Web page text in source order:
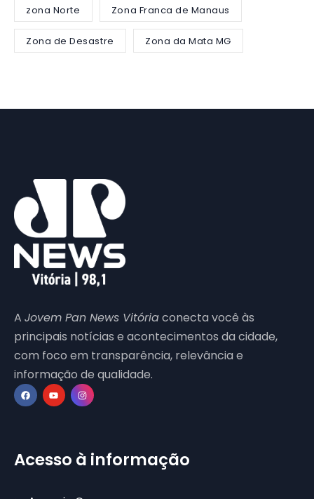
zona Norte Zona Franca de Manaus
Zona de Desastre Zona da Mata MG
A Jovem Pan News Vitóriaconecta você às
principais notícias e acontecimentos da cidade,
com foco em transparência, relevância e
informação de qualidade.
Acesso à informação